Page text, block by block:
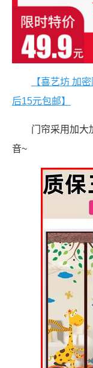
【喜艺坊 加
后15元包邮】
门帘采用加大
音~